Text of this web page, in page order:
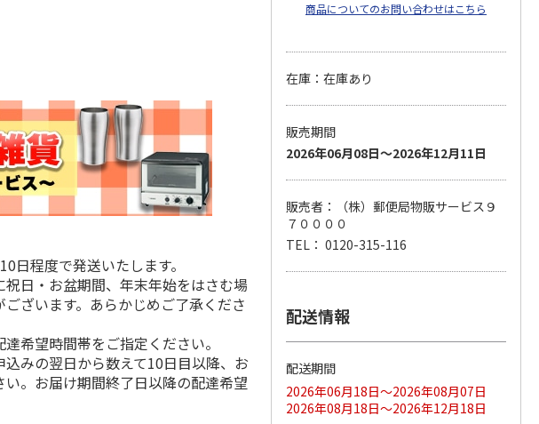
大谷翔
最多53試
MLB ドジャース 大
谷翔平・山本由伸・
MLB ドジャース 大
谷翔平 2026 NL 3・
ドジャース 大谷翔
平 日本人最多53試
合連続出塁記念 シ
ル…
谷翔平 2026 NL 3・
4月投手…
程度で発送いたします。
日・お盆期間、年末年始をはさむ場
ざいます。あらかじめご了承くださ
希望時間帯をご指定ください。
みの翌日から数えて10日目以降、お
。お届け期間終了日以降の配達希望
商品についてのお問い合わせはこちら
在庫：在庫あり
販売期間
2026年06月08日～2026年12月11日
販売者：（株）郵便局物販サービス９
７００００
TEL： 0120-315-116
配送情報
配送期間
2026年06月18日～2026年08月07日
2026年08月18日～2026年12月18日